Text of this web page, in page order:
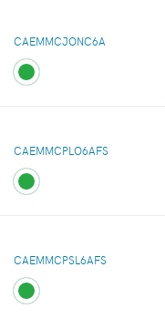
CAEMMCJONC6A
CAEMMCPLO6AFS
CAEMMCPSL6AFS